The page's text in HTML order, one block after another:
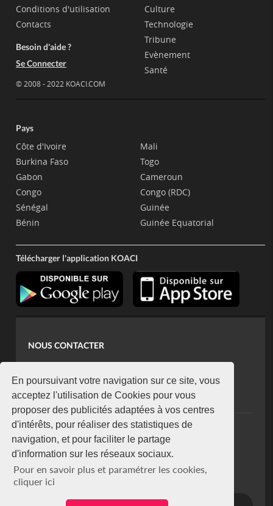
En poursuivant votre navigation sur ce site, vous
acceptez l'utilisation de Cookies pour vous
proposer des publicités adaptées à vos centres
d'intérêts, pour réaliser des statistiques de
navigation, et pour faciliter le partage
d'information sur les réseaux sociaux.
Pour en savoir plus et paramétrer les cookies,
cliquer ici
Conditions d'utilisation
Contacts
Besoin d'aide ?
Se Connecter
© 2008 - 2022 KOACI.COM
Culture
Technologie
Tribune
Evènement
Santé
Pays
Côte d'Ivoire
Burkina Faso
Gabon
Congo
Sénégal
Bénin
Mali
Togo
Cameroun
Congo (RDC)
Guinée
Guinée Equatorial
Télécharger l'application KOACI
NOUS CONTACTER
koaci@yahoo.fr
+225 07 08 85 52 93
NEWSLETTER
Restez connecté via notre newsletter
S'abonner
Se désabonner